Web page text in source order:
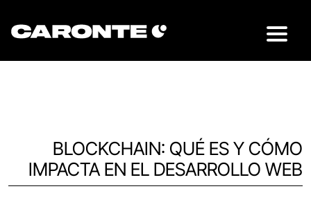
BLOCKCHAIN: QUÉ ES Y CÓMO
IMPACTA EN EL DESARROLLO WEB